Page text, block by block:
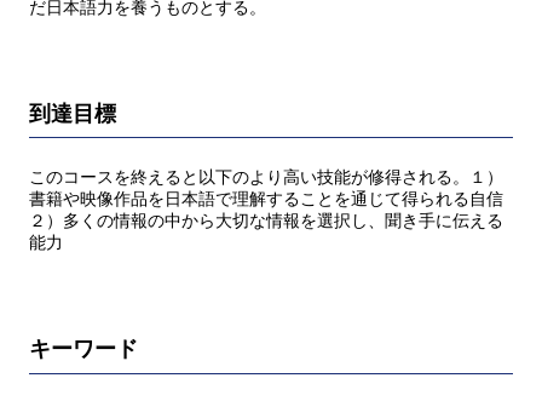
だ日本語力を養うものとする。
到達目標
このコースを終えると以下のより高い技能が修得される。１）
書籍や映像作品を日本語で理解することを通じて得られる自信
２）多くの情報の中から大切な情報を選択し、聞き手に伝える
能力
キーワード